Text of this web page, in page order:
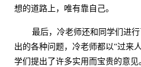
想的道路上，唯有靠自己。
最后，冷老师还和同学们进
出的各种问题，冷老师都以“过来
学们提出了许多实用而宝贵的意见